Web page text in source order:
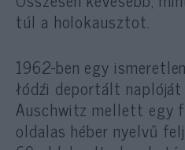
túl a holokausztot.
1962-ben egy
łódźi deportált
Auschwitz mellett egy
oldalas héber nyelvű